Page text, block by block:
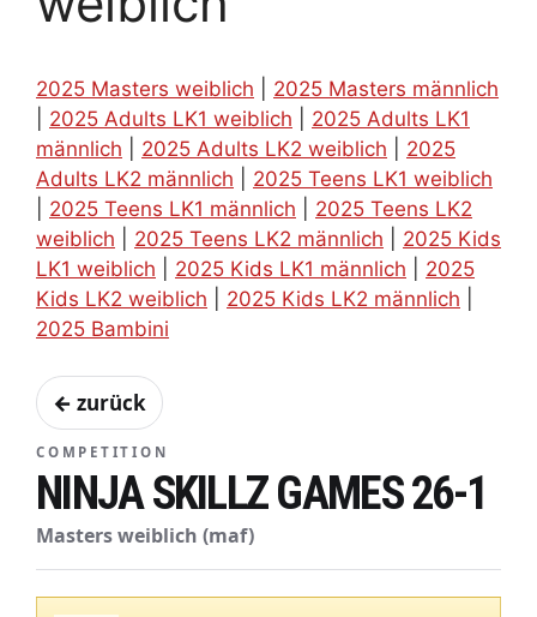
2025 Masters weiblich
2025 Masters männlich
2025 Adults LK1 weiblich
2025 Adults LK1
männlich
2025 Adults LK2 weiblich
2025
Adults LK2 männlich
2025 Teens LK1 weiblich
2025 Teens LK1 männlich
2025 Teens LK2
weiblich
2025 Teens LK2 männlich
2025 Kids
LK1 weiblich
2025 Kids LK1 männlich
2025
Kids LK2 weiblich
2025 Kids LK2 männlich
2025 Bambini
← zurück
COMPETITION
NINJA SKILLZ GAMES 26-1
Masters weiblich (maf)